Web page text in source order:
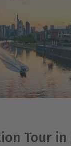
Tour